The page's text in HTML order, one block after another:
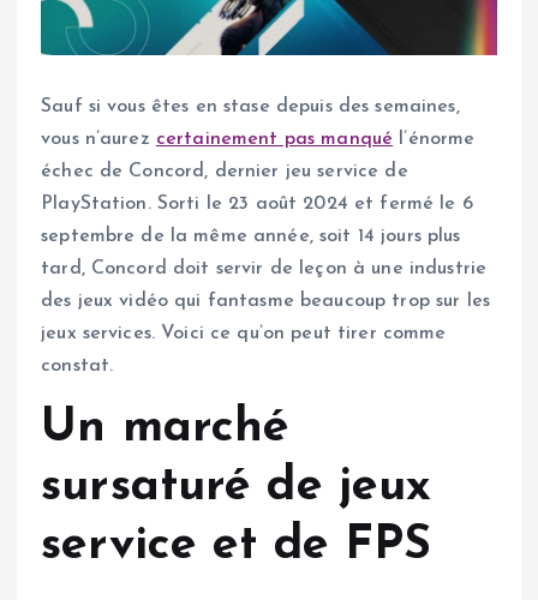
Sauf si vous êtes en stase depuis des semaines,
vous n’aurez certainement pas manqué l’énorme
échec de Concord, dernier jeu service de
PlayStation. Sorti le 23 août 2024 et fermé le 6
septembre de la même année, soit 14 jours plus
tard, Concord doit servir de leçon à une industrie
des jeux vidéo qui fantasme beaucoup trop sur les
jeux services. Voici ce qu’on peut tirer comme
constat.
Un marché
sursaturé de jeux
service et de FPS